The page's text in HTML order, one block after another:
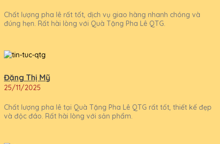
Chất lượng pha lê rất tốt, dịch vụ giao hàng nhanh chóng và
đúng hẹn. Rất hài lòng với Quà Tặng Pha Lê QTG.
Đặng Thị Mỹ
25/11/2025
Chất lượng pha lê tại Quà Tặng Pha Lê QTG rất tốt, thiết kế đẹp
và độc đáo. Rất hài lòng với sản phẩm.